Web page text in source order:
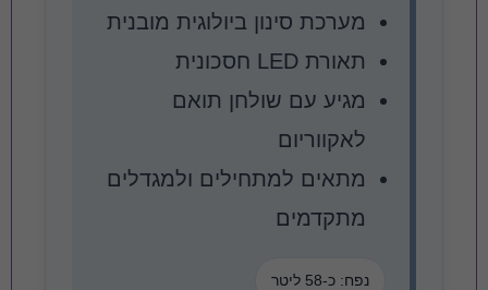
מערכת סינון ביולוגית מובנית
תאורת LED חסכונית
מגיע עם שולחן תואם
לאקווריום
מתאים למתחילים ולמגדלים
מתקדמים
נפח: כ-58 ליטר